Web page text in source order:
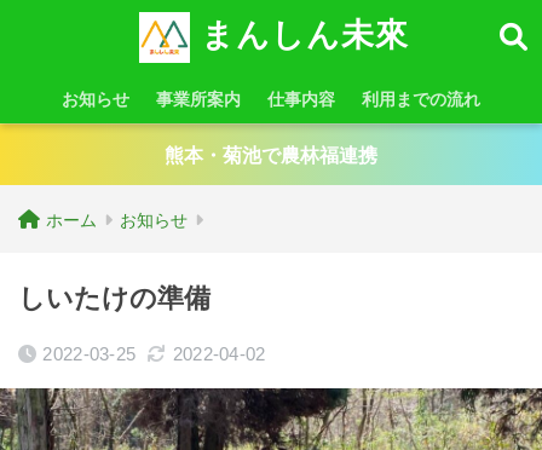
まんしん未來
お知らせ 事業所案内 仕事内容 利用までの流れ
熊本・菊池で農林福連携
ホーム お知らせ
しいたけの準備
2022-03-25 2022-04-02